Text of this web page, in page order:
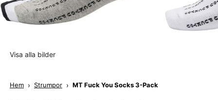
Visa alla bilder
Hem › Strumpor › MT Fuck You Socks 3-Pack